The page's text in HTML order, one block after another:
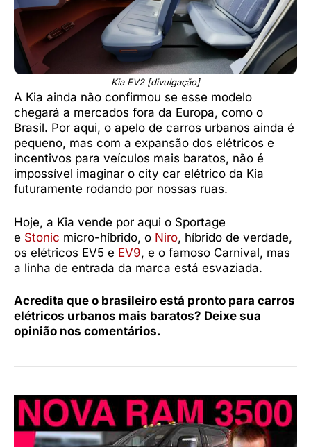
Kia EV2 [divulgação]
A Kia ainda não confirmou se esse modelo
chegará a mercados fora da Europa, como o
Brasil. Por aqui, o apelo de carros urbanos ainda é
pequeno, mas com a expansão dos elétricos e
incentivos para veículos mais baratos, não é
impossível imaginar o city car elétrico da Kia
futuramente rodando por nossas ruas.
Hoje, a Kia vende por aqui o Sportage
e Stonic micro-híbrido, o Niro, híbrido de verdade,
os elétricos EV5 e EV9, e o famoso Carnival, mas
a linha de entrada da marca está esvaziada.
Acredita que o brasileiro está pronto para carros
elétricos urbanos mais baratos? Deixe sua
opinião nos comentários.